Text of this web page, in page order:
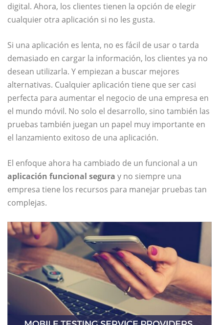
digital. Ahora, los clientes tienen la opción de elegir
cualquier otra aplicación si no les gusta.
Si una aplicación es lenta, no es fácil de usar o tarda
demasiado en cargar la información, los clientes ya no
desean utilizarla. Y empiezan a buscar mejores
alternativas. Cualquier aplicación tiene que ser casi
perfecta para aumentar el negocio de una empresa en
el mundo móvil. No solo el desarrollo, sino también las
pruebas también juegan un papel muy importante en
el lanzamiento exitoso de una aplicación.
El enfoque ahora ha cambiado de un funcional a un
aplicación funcional segura y no siempre una
empresa tiene los recursos para manejar pruebas tan
complejas.